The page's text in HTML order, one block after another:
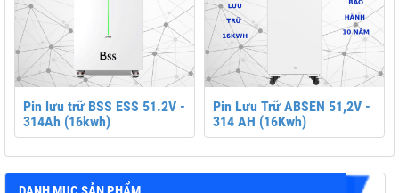
Pin lưu trữ BSS ESS 51.2V -
314Ah (16kwh)
Pin Lưu Trữ ABSEN 51,2V -
314 AH (16Kwh)